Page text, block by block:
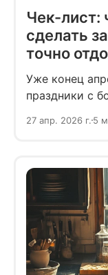
Чек-лист:
сделать
точно
Уже конец
праздники с
чтобы
27 апр. 2026 г. 5